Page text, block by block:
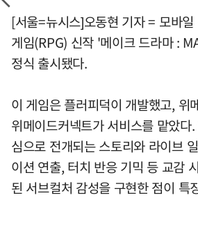
[서울=뉴시스]오동현 기자 = 모바
게임(RPG) 신작 '메이크 드라마 :
정식 출시됐다.
이 게임은 플러피덕이 개발했고, 위
위메이드커넥트가 서비스를 맡았다
심으로 전개되는 스토리와 라이브
이션 연출, 터치 반응 기믹 등 교감
된 서브컬처 감성을 구현한 점이 특